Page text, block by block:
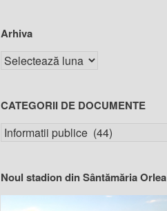
Arhiva
CATEGORII DE DOCUMENTE
Noul stadion din Sântămăria Orlea